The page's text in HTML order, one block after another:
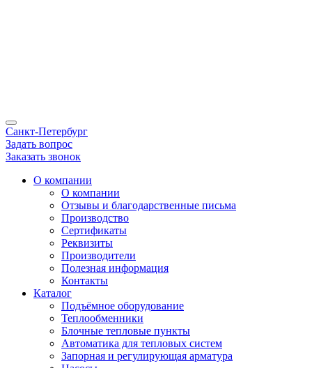
Санкт-Петербург
Задать вопрос
Заказать звонок
О компании
О компании
Отзывы и благодарственные письма
Производство
Сертификаты
Реквизиты
Производители
Полезная информация
Контакты
Каталог
Подъёмное оборудование
Теплообменники
Блочные тепловые пункты
Автоматика для тепловых систем
Запорная и регулирующая арматура